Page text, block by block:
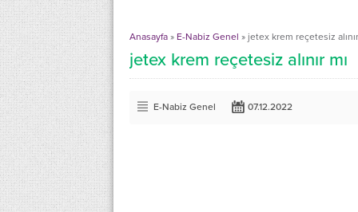
Anasayfa » E-Nabiz Genel » jetex krem reçetesiz
jetex krem reçetesiz alınır mı
E-Nabiz Genel 07.12.2022